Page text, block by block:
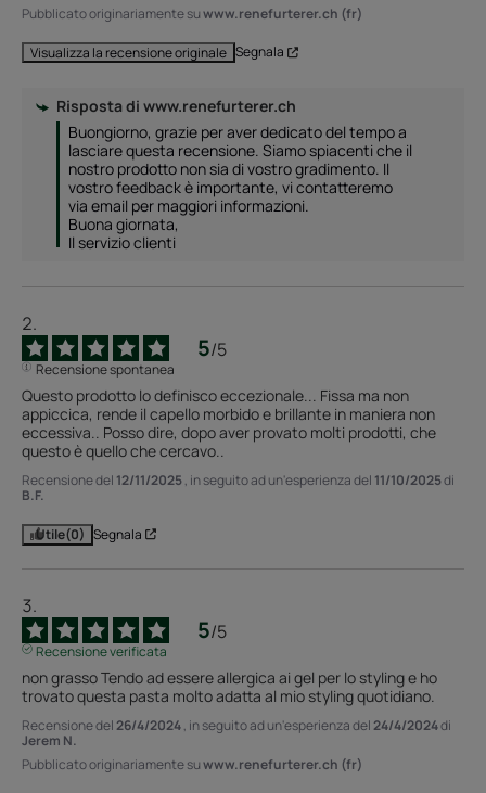
Pubblicato originariamente suwww.renefurterer.ch (fr)
Visualizza la recensione originale Segnala
Risposta di www.renefurterer.ch
Buongiorno, grazie per aver dedicato del tempo a
lasciare questa recensione. Siamo spiacenti che il
nostro prodotto non sia di vostro gradimento. Il
vostro feedback è importante, vi contatteremo
via email per maggiori informazioni.
Buona giornata,
Il servizio clienti
5/5
Recensione spontanea
Questo prodotto lo definisco eccezionale... Fissa ma non
appiccica, rende il capello morbido e brillante in maniera non
eccessiva.. Posso dire, dopo aver provato molti prodotti, che
questo è quello che cercavo..
Recensione del 12/11/2025, in seguito ad un'esperienza del 11/10/2025di
B.F.
Utile(0) Segnala
5/5
Recensione verificata
non grasso Tendo ad essere allergica ai gel per lo styling e ho
trovato questa pasta molto adatta al mio styling quotidiano.
Recensione del26/4/2024, in seguito ad un'esperienza del24/4/2024di
Jerem N.
Pubblicato originariamente suwww.renefurterer.ch (fr)